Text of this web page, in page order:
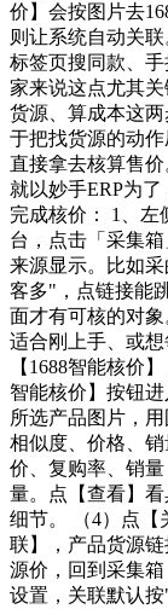
价】会按图片去
则让系统自动关
标签页搜同款、
家来说这点尤其
货源、算成本这
于把找货源的动
直接拿去核算售
就以妙手ERP为
完成核价： 1、
台，点击「采集
来源显示。比如
客多"，点链接能
面才有可核的对
适合刚上手、或
【1688智能核价
智能核价】按钮
所选产品图片，
相似度、价格、
价、复购率、销
量。点【查看】
细节。 （4）点【
联】，产品货源
源价，回到采集
设置，关联默认